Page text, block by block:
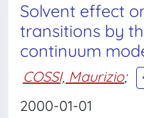
Solvent effect
transitions by
continuum
COSSI, Maurizio;
2000-01-01